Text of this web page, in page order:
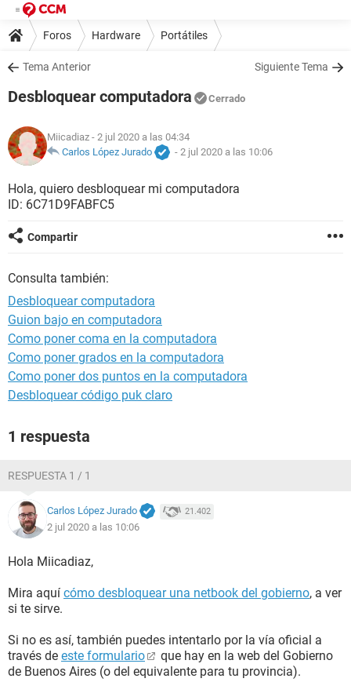
Foros Hardware Portátiles
Tema Anterior Siguiente Tema
Desbloquear computadora Cerrado
Miicadiaz - 2 jul 2020 a las 04:34
Carlos López Jurado
- 2 jul 2020 a las 10:06
Hola, quiero desbloquear mi computadora
ID: 6C71D9FABFC5
Compartir
Consulta también:
Desbloquear computadora
Guion bajo en computadora
Como poner coma en la computadora
Como poner grados en la computadora
Como poner dos puntos en la computadora
Desbloquear código puk claro
1 respuesta
RESPUESTA 1 / 1
Carlos López Jurado 21.402
2 jul 2020 a las 10:06
Hola Miicadiaz,
Mira aquí cómo desbloquear una netbook del gobierno, a ver
si te sirve.
Si no es así, también puedes intentarlo por la vía oficial a
través de este formulario
que hay en la web del Gobierno
de Buenos Aires (o del equivalente para tu provincia).